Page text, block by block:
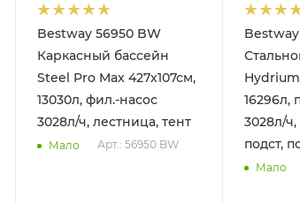
Bestway 56950 BW
Каркасный бассейн
Steel Pro Max 427х107см,
13030л, фил.-насос
3028л/ч, лестница, тент
Мало Арт.: 56950 BW
Hydrium
16296л,
3028л/ч,
подст,
Мало